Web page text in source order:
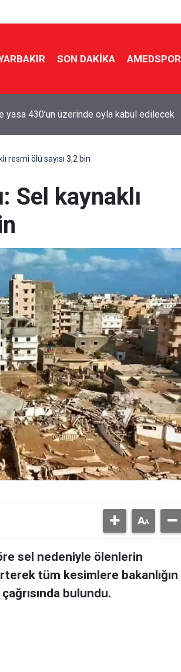
SON DAKIKA AMEDSPOR
maliyet bedelleri açıklandı
resmi ölü sayısı 3,2 bin
Sel kaynaklı
sel nedeniyle ölenlerin
tüm kesimlere bakanlığın
bulundu.